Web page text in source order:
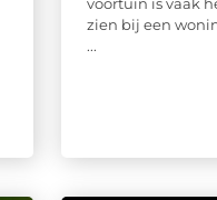
zien bij een
...